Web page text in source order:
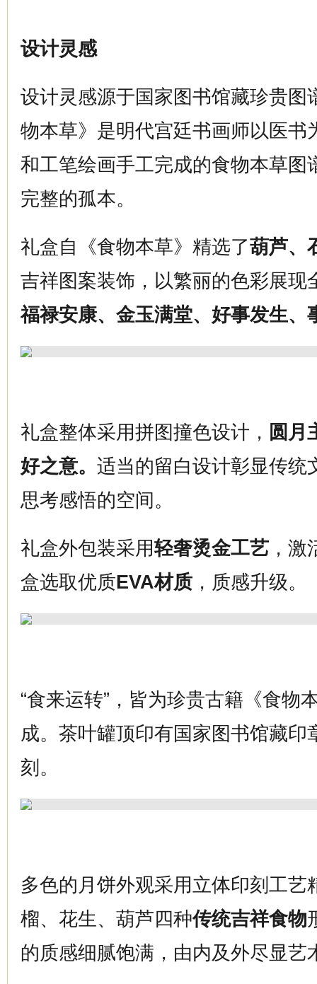
设计灵感
设计灵感源于国家图书馆藏珍贵图
物本草》是明代宫廷书画师以医书
和工笔绘画手工完成的食物本草图
完整的孤本。
礼盒自《食物本草》精选了葫芦、
吉祥图案装饰，以繁丽的色彩展现
福禄安康、金玉满堂、好事发生、
礼盒整体采用拼图撞色设计， 圆月
好之意。 适当的留白设计彰显传统
思考感悟的空间。
礼盒外包装采用轻奢烫金工艺 ，
盒选取优质EVA材质 ，质感升级。
“食来运转”，皆为珍贵古籍《食物
成。茶叶罐顶印有国家图书馆藏印
刻。
多色的月饼外观采用立体印刻工艺
榴、花生、葫芦四种传统吉祥食物
的质感细腻饱满，由内及外尽显艺